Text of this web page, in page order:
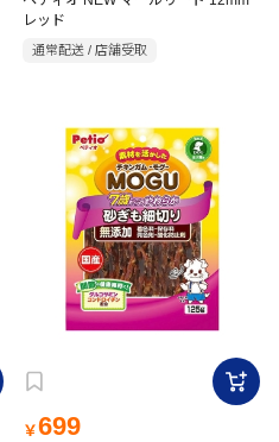
レッド
通常配送 / 店舗受取
￥699